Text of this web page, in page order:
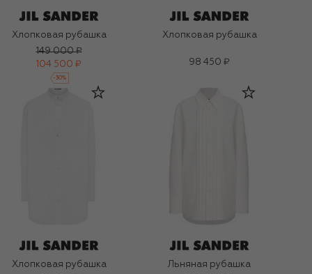
Хлопковая рубашка
149 000 ₽
104 500 ₽
-30%
Хлопковая рубашка
98 450 ₽
Хлопковая рубашка
Льняная рубашка